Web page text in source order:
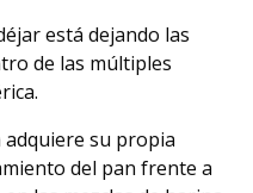
está dejando las
de las múltiples
adquiere su propia
del pan frente a